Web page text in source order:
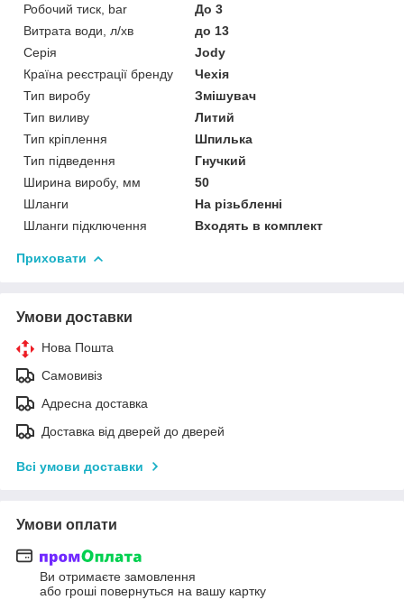
Робочий тиск, bar
До 3
Витрата води, л/хв
до 13
Серія
Jody
Країна реєстрації бренду
Чехія
Тип виробу
Змішувач
Тип виливу
Литий
Тип кріплення
Шпилька
Тип підведення
Гнучкий
Ширина виробу, мм
50
Шланги
На різьбленні
Шланги підключення
Входять в комплект
Приховати
Умови доставки
Нова Пошта
Самовивіз
Адресна доставка
Доставка від дверей до дверей
Всі умови доставки
Умови оплати
Ви отримаєте замовлення
або гроші повернуться на вашу картку